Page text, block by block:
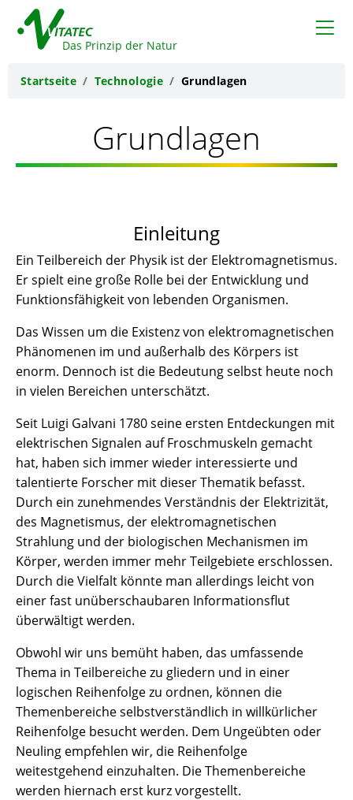
Das Prinzip der Natur
Startseite Technologie Grundlagen
Grundlagen
Einleitung
Ein Teilbereich der Physik ist der Elektromagnetismus.
Er spielt eine große Rolle bei der Entwicklung und
Funktionsfähigkeit von lebenden Organismen.
Das Wissen um die Existenz von elektromagnetischen
Phänomenen im und außerhalb des Körpers ist
enorm. Dennoch ist die Bedeutung selbst heute noch
in vielen Bereichen unterschätzt.
Seit Luigi Galvani 1780 seine ersten Entdeckungen mit
elektrischen Signalen auf Froschmuskeln gemacht
hat, haben sich immer wieder interessierte und
talentierte Forscher mit dieser Thematik befasst.
Durch ein zunehmendes Verständnis der Elektrizität,
des Magnetismus, der elektromagnetischen
Strahlung und der biologischen Mechanismen im
Körper, werden immer mehr Teilgebiete erschlossen.
Durch die Vielfalt könnte man allerdings leicht von
einer fast unüberschaubaren Informationsflut
überwältigt werden.
Obwohl wir uns bemüht haben, das umfassende
Thema in Teilbereiche zu gliedern und in einer
logischen Reihenfolge zu ordnen, können die
Themenbereiche selbstverständlich in willkürlicher
Reihenfolge besucht werden. Dem Ungeübten oder
Neuling empfehlen wir, die Reihenfolge
weitestgehend einzuhalten. Die Themenbereiche
werden hiernach erst kurz vorgestellt.